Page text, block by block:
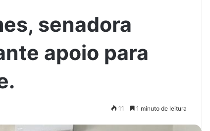
senadora
apoio para
11 1 minuto de leitura